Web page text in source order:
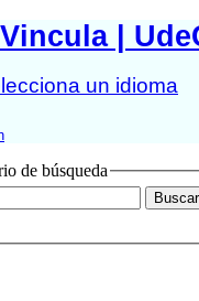
|
un idioma
de búsqueda